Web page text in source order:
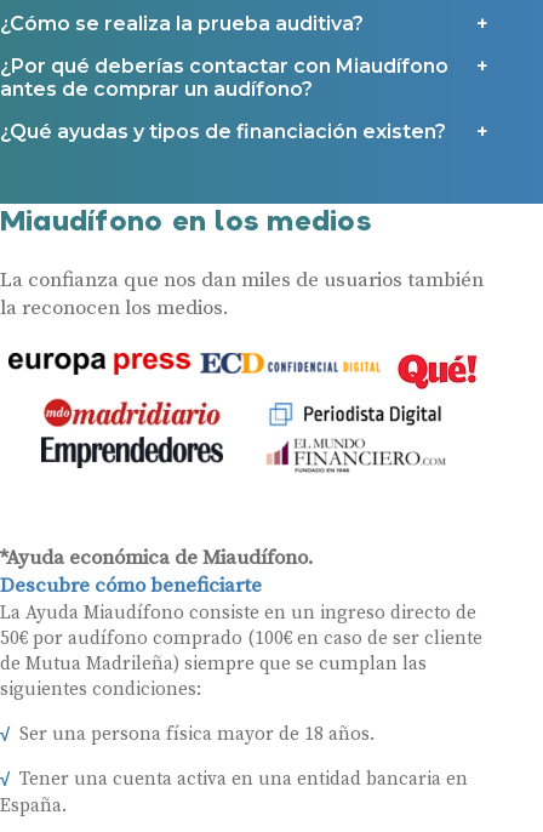
¿Cómo se realiza la prueba auditiva?
¿Por qué deberías contactar con Miaudífono
antes de comprar un audífono?
¿Qué ayudas y tipos de financiación existen?
Miaudífono en los medios
La confianza que nos dan miles de usuarios también
la reconocen los medios.
*Ayuda económica de Miaudífono.
Descubre cómo beneficiarte
La Ayuda Miaudífono consiste en un ingreso directo de
50€ por audífono comprado (100€ en caso de ser cliente
de Mutua Madrileña) siempre que se cumplan las
siguientes condiciones:
Ser una persona física mayor de 18 años.
Tener una cuenta activa en una entidad bancaria en
España.